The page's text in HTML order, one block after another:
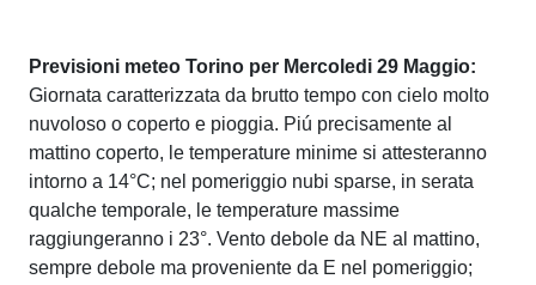
Previsioni meteo Torino per Mercoledi 29 Maggio:
Giornata caratterizzata da brutto tempo con cielo molto
nuvoloso o coperto e pioggia. Piú precisamente al
mattino coperto, le temperature minime si attesteranno
intorno a 14°C; nel pomeriggio nubi sparse, in serata
qualche temporale, le temperature massime
raggiungeranno i 23°. Vento debole da NE al mattino,
sempre debole ma proveniente da E nel pomeriggio;